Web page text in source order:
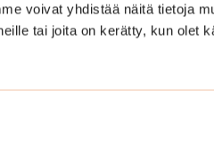
voivat yhdistää näitä tietoja
tai joita on kerätty, kun olet